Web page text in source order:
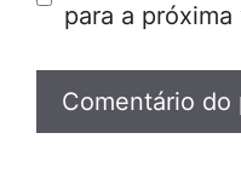
para a